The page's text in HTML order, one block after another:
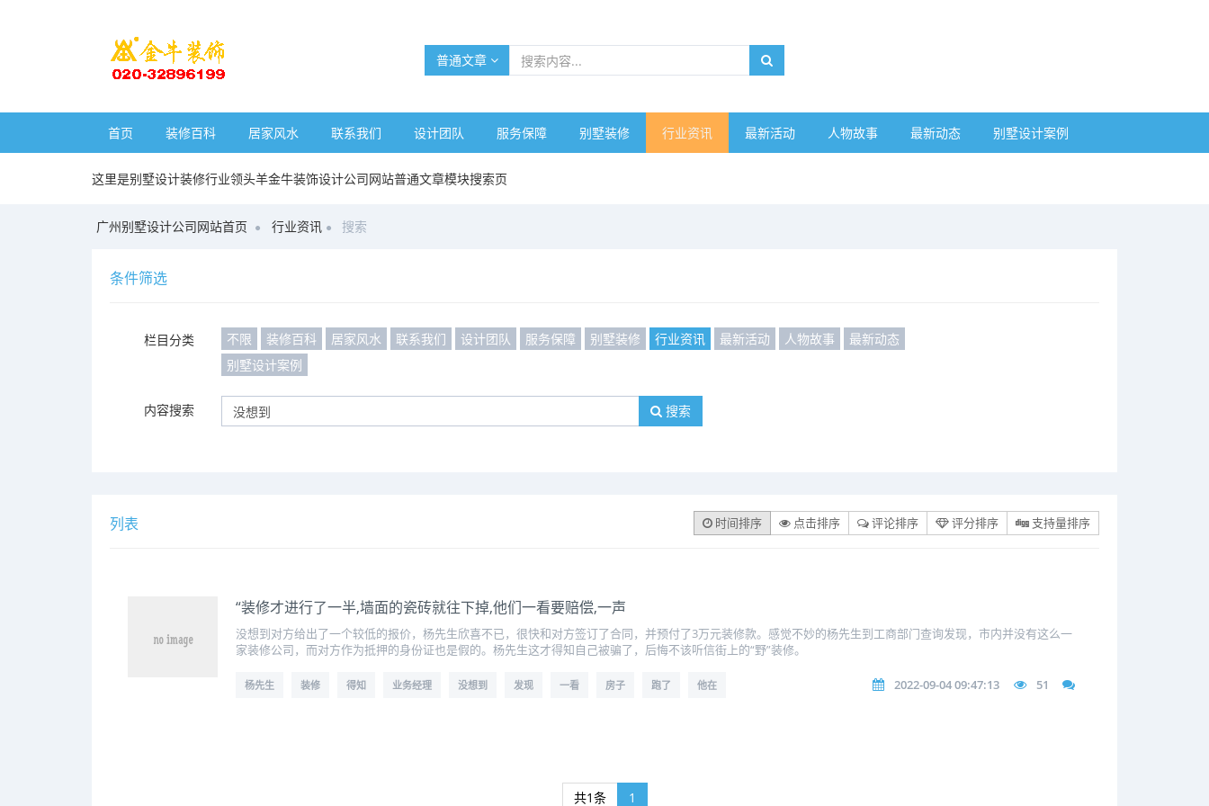
普通文章
首页 装修百科 居家风水 联系我们 设计团队 服务保障 别墅装修 行业资讯 最新活动 人物故事 最新动态 别墅设计案例
这里是别墅设计装修行业领头羊金牛装饰设计公司网站普通文章模块搜索页
广州别墅设计公司网站首页 行业资讯 搜索
条件筛选
栏目分类 不限 装修百科 居家风水 联系我们 设计团队 服务保障 别墅装修 行业资讯 最新活动 人物故事
最新动态
别墅设计案例
内容搜索 搜索
列表 时间排序 点击排序 评论排序 评分排序 支持量排序
“装修才进行了一半,墙面的瓷砖就往下掉,他们一看要赔偿,一声
没想到对方给出了一个较低的报价，杨先生欣喜不已，很快和对方签订了合同，并预付了3万元装修款。感觉不妙的杨先生到工商部门查询发现，市内并没有这么一
家装修公司，而对方作为抵押的身份证也是假的。杨先生这才得知自己被骗了，后悔不该听信街上的“野”装修。
杨先生 装修 得知 业务经理 没想到 发现 一看 房子 跑了 他在 2022-09-04 09:47:13 51
共1条 1